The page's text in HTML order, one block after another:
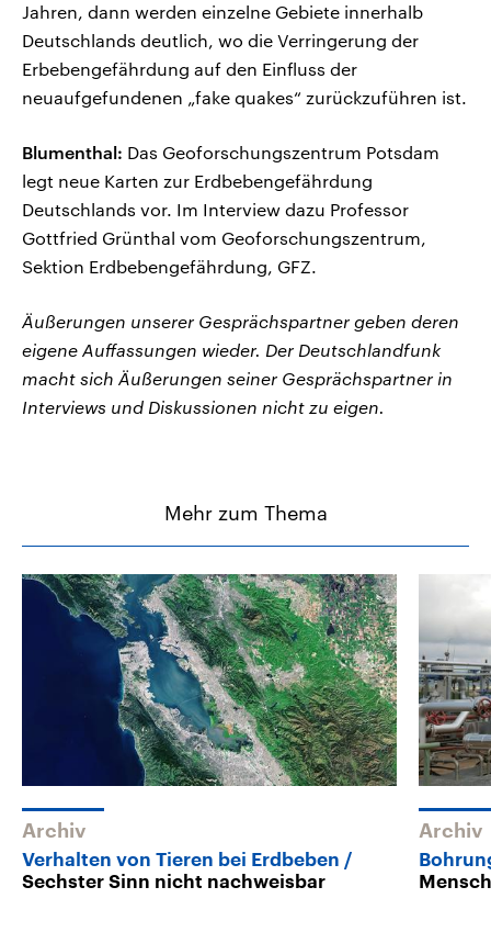
Jahren, dann werden einzelne Gebiete innerhalb
Deutschlands deutlich, wo die Verringerung der
Erbebengefährdung auf den Einfluss der
neuaufgefundenen „fake quakes“ zurückzuführen ist.
Blumenthal: Das Geoforschungszentrum Potsdam
legt neue Karten zur Erdbebengefährdung
Deutschlands vor. Im Interview dazu Professor
Gottfried Grünthal vom Geoforschungszentrum,
Sektion Erdbebengefährdung, GFZ.
Äußerungen unserer Gesprächspartner geben deren
eigene Auffassungen wieder. Der Deutschlandfunk
macht sich Äußerungen seiner Gesprächspartner in
Interviews und Diskussionen nicht zu eigen.
Mehr zum Thema
Archiv
Verhalten von Tieren bei Erdbeben
Sechster Sinn nicht nachweisbar
Archiv